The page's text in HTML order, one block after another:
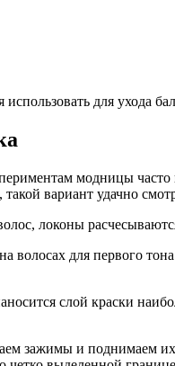
для ухода
модницы часто
такой вариант удачно
локоны
волосах для первого
слой краски
зажимы и поднимаем их